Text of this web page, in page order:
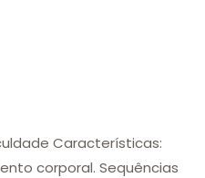
Características:
corporal. Sequências